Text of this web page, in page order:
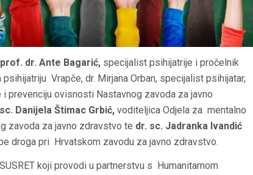
prof. dr. Ante Bagarić, specijalist psihijatrije i pročelnik
psihijatriju Vrapče, dr. Mirjana Orban, specijalist psihijatar,
prevenciju ovisnosti Nastavnog zavoda za javno
Danijela Štimac Grbić, voditeljica Odjela za mentalno
zavoda za javno zdravstvo te dr. sc. Jadranka Ivandić
droga pri Hrvatskom zavodu za javno zdravstvo.
koji provodi u partnerstvu s Humanitarnom